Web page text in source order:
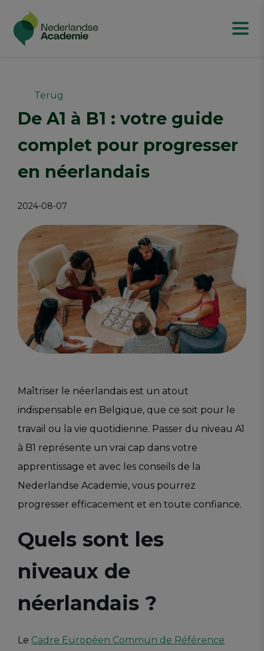
Terug
De A1 à B1 : votre guide
complet pour progresser
en néerlandais
2024-08-07
Maîtriser le néerlandais est un atout
indispensable en Belgique, que ce soit pour le
travail ou la vie quotidienne. Passer du niveau A1
à B1 représente un vrai cap dans votre
apprentissage et avec les conseils de la
Nederlandse Academie, vous pourrez
progresser efficacement et en toute confiance.
Quels sont les
niveaux de
néerlandais ?
Le Cadre Européen Commun de Référence